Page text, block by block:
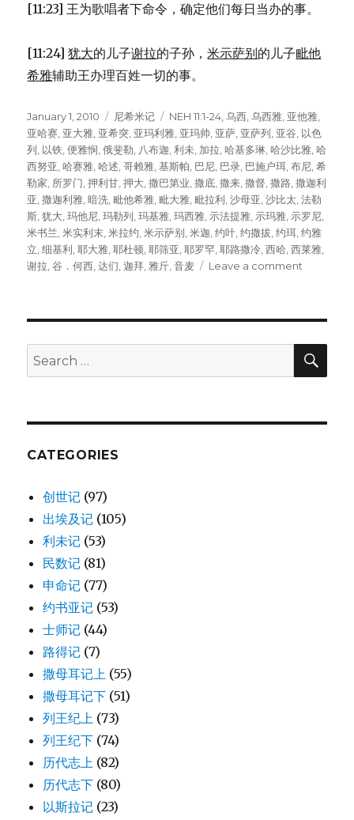
[11:23] 王为歌唱者下命令，确定他们每日当办的事。
[11:24]犹大的儿子谢拉的子孙，米示萨别的儿子毗他
希雅辅助王办理百姓一切的事。
Posted
on
January 1, 2010 Categories
尼希米记 Tags
NEH 11:1-24 ,乌西 ,乌西雅 亚他雅
亚哈赛 亚大雅 亚希突 亚玛利雅 亚玛帅 亚萨 亚萨列 亚谷 以色
列 以铁 ,便雅悯 ,俄斐勒 八布迦 ,利未 加拉 ,哈基多琳 ,哈沙比雅 ,哈
西努亚 ,哈赛雅 ,哈述 ,哥赖雅 ,基斯帕 巴尼 巴录 巴施户珥 ,布尼 ,希
勒家 所罗门 ,押利甘 ,押大 ,撒巴第业 ,撒底 ,撒来 ,撒督 ,撒路 ,撒迦利
亚 ,撒迦利雅 ,暗洗 ,毗他希雅 ,毗大雅 ,毗拉利 ,沙母亚 ,沙比太 ,法勒
斯 ,犹大 ,玛他尼 ,玛勒列 ,玛基雅 ,玛西雅 示法提雅 示玛雅 示罗尼
米书兰 ,米实利末 ,米拉约 ,米示萨别 ,米迦 ,约叶 ,约撒拔 ,约珥 ,约雅
立 ,细基利 ,耶大雅 ,耶杜顿 ,耶筛亚 ,耶罗罕 ,耶路撒冷 ,西哈 ,西莱雅
谢拉 ,谷．何西 ,达们 ,迦拜 雅斤 ,音麦 Leave a comment
冷
Search
for:
CATEGORIES
创世记 (97)
出埃及记 (105)
利未记 (53)
民数记 (81)
申命记 (77)
约书亚记 (53)
士师记 (44)
路得记 (7)
撒母耳记上 (55)
撒母耳记下 (51)
列王纪上 (73)
列王纪下 (74)
历代志上 (82)
历代志下 (80)
以斯拉记 (23)